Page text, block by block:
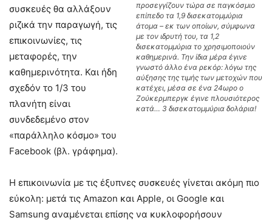
προσεγγίζουν τώρα σε παγκόσμιο
επίπεδο τα 1,9 δισεκατομμύρια
άτομα – εκ των οποίων, σύμφωνα
με τον ιδρυτή του, τα 1,2
δισεκατομμύρια το χρησιμοποιούν
καθημερινά. Την ίδια μέρα έγινε
γνωστό άλλο ένα ρεκόρ: λόγω της
αύξησης της τιμής των μετοχών που
κατέχει, μέσα σε ένα 24ωρο ο
Ζούκερμπεργκ έγινε πλουσιότερος
κατά… 3 δισεκατομμύρια δολάρια!
συσκευές θα αλλάξουν
ριζικά την παραγωγή, τις
επικοινωνίες, τις
μεταφορές, την
καθημερινότητα. Και ήδη
σχεδόν το 1/3 του
πλανήτη είναι
συνδεδεμένο στον
«παράλληλο κόσμο» του
Facebook (βλ. γράφημα).
Η επικοινωνία με τις έξυπνες συσκευές γίνεται ακόμη πιο
εύκολη: μετά τις Amazon και Apple, οι Google και
Samsung αναμένεται επίσης να κυκλοφορήσουν